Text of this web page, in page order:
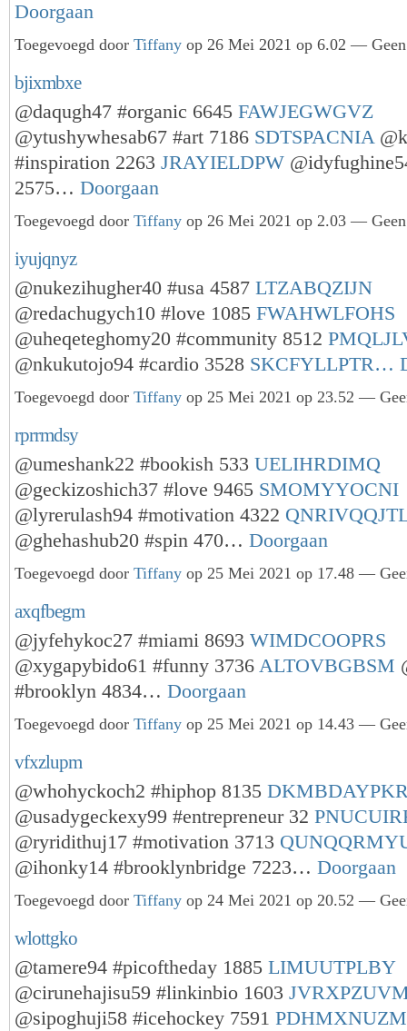
Doorgaan
Toegevoegd door Tiffany op 26 Mei 2021 op 6.02 — Geen
bjixmbxe
@daqugh47 #organic 6645 FAWJEGWGVZ
@ytushywhesab67 #art 7186 SDTSPACNIA
#inspiration 2263 JRAYIELDPW
2575… Doorgaan
Toegevoegd door Tiffany op 26 Mei 2021 op 2.03 — Geen
iyujqnyz
@nukezihugher40 #usa 4587 LTZABQZIJN
@redachugych10 #love 1085 FWAHWLFOHS
@uheqeteghomy20 #community 8512
@nkukutojo94 #cardio 3528 SKCFYLLPTR…
Toegevoegd door Tiffany op 25 Mei 2021 op 23.52 —
rprrmdsy
@umeshank22 #bookish 533 UELIHRDIMQ
@geckizoshich37 #love 9465 SMOMYYOCNI
@lyrerulash94 #motivation 4322
@ghehashub20 #spin 470… Doorgaan
Toegevoegd door Tiffany op 25 Mei 2021 op 17.48 —
axqfbegm
@jyfehykoc27 #miami 8693 WIMDCOOPRS
@xygapybido61 #funny 3736 ALTOVBGBSM
#brooklyn 4834… Doorgaan
Toegevoegd door Tiffany op 25 Mei 2021 op 14.43 —
vfxzlupm
@whohyckoch2 #hiphop 8135
@usadygeckexy99 #entrepreneur 32
@ryridithuj17 #motivation 3713
@ihonky14 #brooklynbridge 7223… Doorgaan
Toegevoegd door Tiffany op 24 Mei 2021 op 20.52 —
wlottgko
@tamere94 #picoftheday 1885 LIMUUTPLBY
@cirunehajisu59 #linkinbio 1603
@sipoghuji58 #icehockey 7591